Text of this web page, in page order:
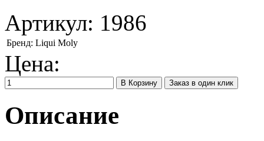
Артикул: 1986
Бренд: Liqui Moly
Цена:
Заказ в один клик
Описание